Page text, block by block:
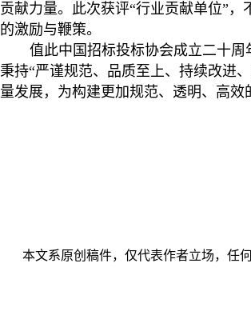
贡献力量。此次获评“行业贡献单位”
的激励与鞭策。
值此中国招标投标协会成立二十
秉持“严谨规范、品质至上、持续改进
量发展，为构建更加规范、透明、高效
本文系原创稿件，仅代表作者立场，任